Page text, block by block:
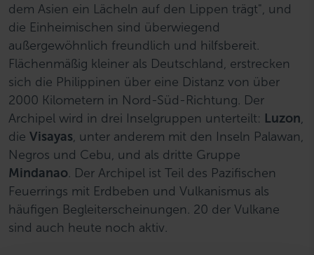
dem Asien ein Lächeln auf den Lippen trägt", und
die Einheimischen sind überwiegend
außergewöhnlich freundlich und hilfsbereit.
Flächenmäßig kleiner als Deutschland, erstrecken
sich die Philippinen über eine Distanz von über
2000 Kilometern in Nord-Süd-Richtung. Der
Archipel wird in drei Inselgruppen unterteilt: Luzon,
dieVisayas, unter anderem mit den Inseln Palawan,
Negros und Cebu, und als dritte Gruppe
Mindanao. Der Archipel ist Teil des Pazifischen
Feuerrings mit Erdbeben und Vulkanismus als
häufigen Begleiterscheinungen. 20 der Vulkane
sind auch heute noch aktiv.